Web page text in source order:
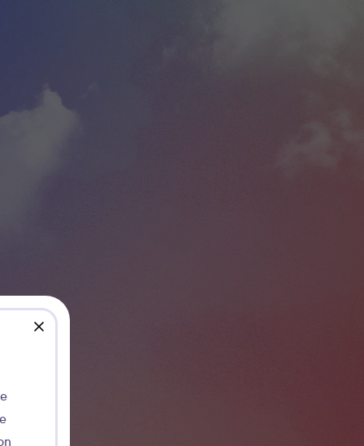
close